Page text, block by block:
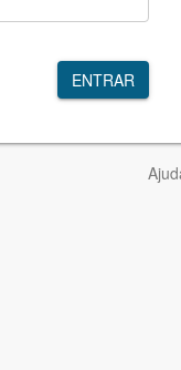
ENTRAR